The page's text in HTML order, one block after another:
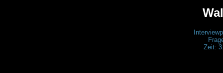
Zeit: